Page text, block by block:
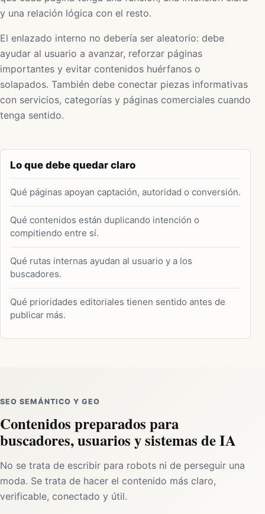
y una relación lógica con el resto.
El enlazado interno no debería ser aleatorio: debe
ayudar al usuario a avanzar, reforzar páginas
importantes y evitar contenidos huérfanos o
solapados. También debe conectar piezas informativas
con servicios, categorías y páginas comerciales cuando
tenga sentido.
Lo que debe quedar claro
Qué páginas apoyan captación, autoridad o conversión.
Qué contenidos están duplicando intención o
compitiendo entre sí.
Qué rutas internas ayudan al usuario y a los
buscadores.
Qué prioridades editoriales tienen sentido antes de
publicar más.
SEO SEMÁNTICO Y GEO
Contenidos preparados para
buscadores, usuarios y sistemas de IA
No se trata de escribir para robots ni de perseguir una
moda. Se trata de hacer el contenido más claro,
verificable, conectado y útil.